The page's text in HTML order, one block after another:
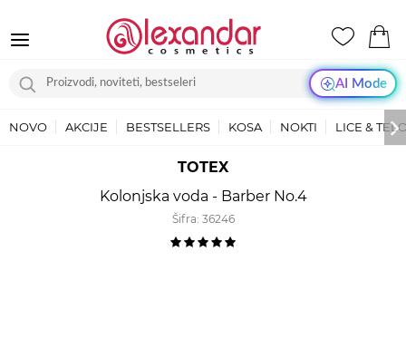
AI Mode
NOVO AKCIJE BESTSELLERS KOSA NOKTI LICE &
TOTEX
Kolonjska voda - Barber No.4
Šifra: 36246